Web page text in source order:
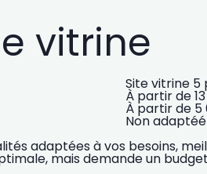
vitrine
Site vitrine 5
À partir de
À partir de 5
Non adaptéé
adaptées à vos besoins,
, mais demande un